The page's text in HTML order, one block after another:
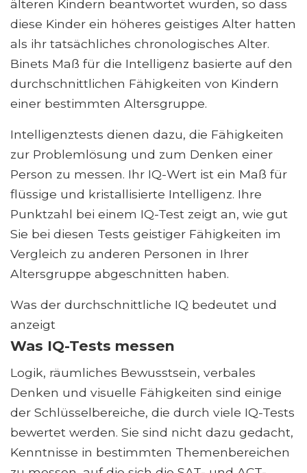
älteren Kindern beantwortet wurden, so dass
diese Kinder ein höheres geistiges Alter hatten
als ihr tatsächliches chronologisches Alter.
Binets Maß für die Intelligenz basierte auf den
durchschnittlichen Fähigkeiten von Kindern
einer bestimmten Altersgruppe.
Intelligenztests dienen dazu, die Fähigkeiten
zur Problemlösung und zum Denken einer
Person zu messen. Ihr IQ-Wert ist ein Maß für
flüssige und kristallisierte Intelligenz. Ihre
Punktzahl bei einem IQ-Test zeigt an, wie gut
Sie bei diesen Tests geistiger Fähigkeiten im
Vergleich zu anderen Personen in Ihrer
Altersgruppe abgeschnitten haben.
Was der durchschnittliche IQ bedeutet und
anzeigt
Was IQ-Tests messen
Logik, räumliches Bewusstsein, verbales
Denken und visuelle Fähigkeiten sind einige
der Schlüsselbereiche, die durch viele IQ-Tests
bewertet werden. Sie sind nicht dazu gedacht,
Kenntnisse in bestimmten Themenbereichen